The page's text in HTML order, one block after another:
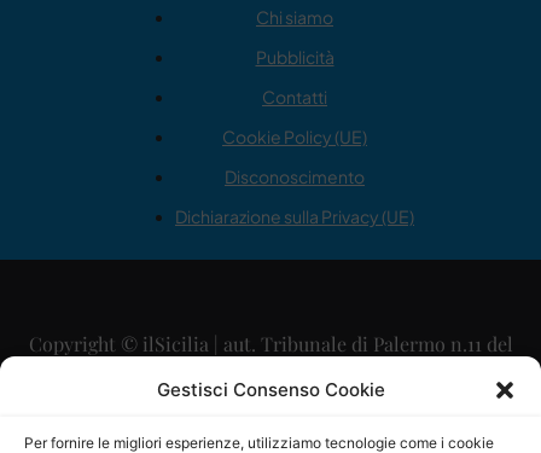
Gestisci Consenso Cookie
Per fornire le migliori esperienze, utilizziamo tecnologie come i cookie
Chi siamo
Pubblicità
Contatti
Cookie Policy (UE)
Disconoscimento
Dichiarazione sulla Privacy (UE)
Copyright © ilSicilia | aut. Tribunale di Palermo n.11 del
29/09/2015